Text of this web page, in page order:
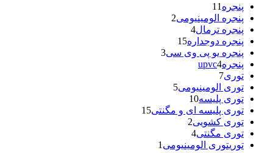
پنجره 11
پنجره الومینیومی2
پنجره ترمال4
پنجره دوجداره15
پنجره یو پی وی سی3
پنجرهupvc4
توری7
توری الومینیومی5
توری پلیسه10
توری پلیسه ای و مگنتی15
توری کشویی2
توری مگنتی4
توریتوری الومینیومی 1